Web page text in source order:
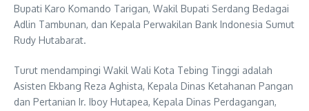
Bupati Karo Komando Tarigan, Wakil Bupati Serdang Bedagai
Adlin Tambunan, dan Kepala Perwakilan Bank Indonesia Sumut
Rudy Hutabarat.
Turut mendampingi Wakil Wali Kota Tebing Tinggi adalah
Asisten Ekbang Reza Aghista, Kepala Dinas Ketahanan Pangan
dan Pertanian Ir. Iboy Hutapea, Kepala Dinas Perdagangan,